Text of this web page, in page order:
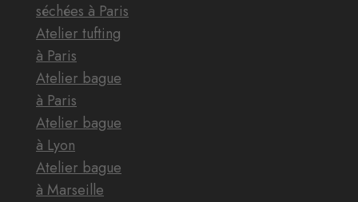
séchées à Paris
Atelier tufting
à Paris
Atelier bague
à Paris
Atelier bague
à Lyon
Atelier bague
à Marseille